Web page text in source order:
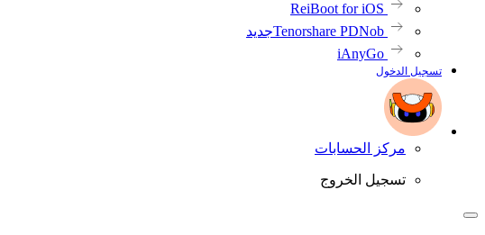
ReiBoot for iOS
Tenorshare PDNobجديد
iAnyGo
تسجيل الدخول
مركز الحسابات
تسجيل الخروج